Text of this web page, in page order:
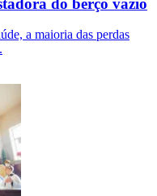
a maioria das perdas